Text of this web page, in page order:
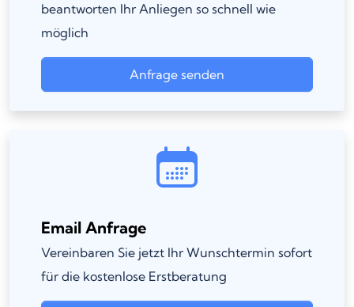
beantworten Ihr Anliegen so schnell wie
möglich
Anfrage senden
Email Anfrage
Vereinbaren Sie jetzt Ihr Wunschtermin sofort
für die kostenlose Erstberatung